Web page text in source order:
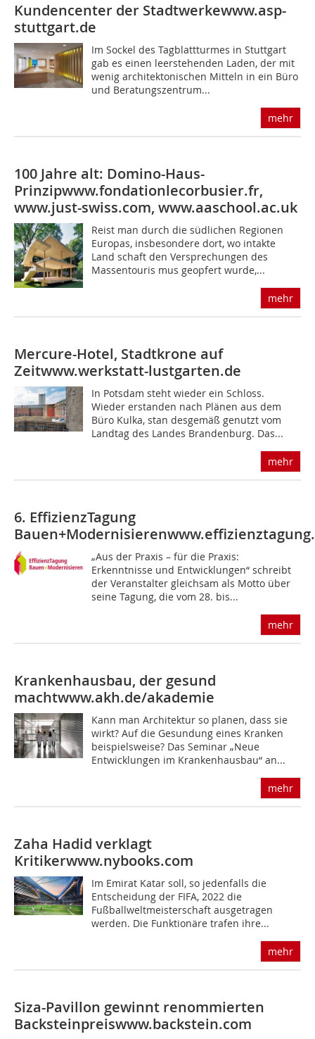
Kundencenter der Stadtwerkewww.asp-
stuttgart.de
Im Sockel des Tagblattturmes in Stuttgart
gab es einen leerstehenden Laden, der mit
wenig architektonischen Mitteln in ein Büro
und Beratungszentrum...
mehr
100 Jahre alt: Domino-Haus-
Prinzipwww.fondationlecorbusier.fr,
www.just-swiss.com, www.aaschool.ac.uk
Reist man durch die südlichen Regionen
Europas, insbesondere dort, wo intakte
Land schaft den Versprechungen des
Massentouris mus geopfert wurde,...
mehr
Mercure-Hotel, Stadtkrone auf
Zeitwww.werkstatt-lustgarten.de
In Potsdam steht wieder ein Schloss.
Wieder erstanden nach Plänen aus dem
Büro Kulka, stan desgemäß genutzt vom
Landtag des Landes Brandenburg. Das...
mehr
6. EffizienzTagung
Bauen+Modernisieren
„Aus der Praxis – für die Praxis:
Erkenntnisse und Entwicklungen“ schreibt
der Veranstalter gleichsam als Motto über
seine Tagung, die vom 28. bis...
mehr
Krankenhausbau, der gesund
machtwww.akh.de/akademie
Kann man Architektur so planen, dass sie
wirkt? Auf die Gesundung eines Kranken
beispielsweise? Das Seminar „Neue
Entwicklungen im Krankenhausbau“ an...
mehr
Zaha Hadid verklagt
Kritikerwww.nybooks.com
Im Emirat Katar soll, so jedenfalls die
Entscheidung der FIFA, 2022 die
Fußballweltmeisterschaft ausgetragen
werden. Die Funktionäre trafen ihre...
mehr
Siza-Pavillon gewinnt renommierten
Backsteinpreiswww.backstein.com